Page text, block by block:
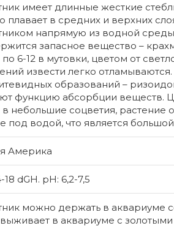
имеет длинные жесткие
плавает в средних и верхних
напрямую из водной
запасное вещество –
6-12 в мутовки, цветом от
извести легко
образований –
функцию абсорбции веществ.
небольшие соцветия, растение
под водой, что является
Америка
18 dGH. pH: 6,2-7,5
можно держать в аквариуме
в аквариуме с